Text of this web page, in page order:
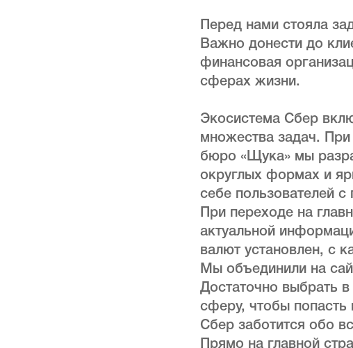
Перед нами стояла
Важно донести до
финансовая
сферах жизни.
Экосистема Сбер
множества задач.
бюро «Щука» мы
округлых формах и
себе пользователей
При переходе на
актуальной
валют установлен, с
Мы объединили на
Достаточно выбрать
сферу, чтобы попасть
Сбер заботится обо
Прямо на главной